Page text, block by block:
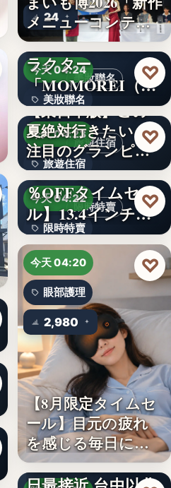
24
メニューコンテス
ト…
美妝聯名
今天 04:24
美妝聯名
文字
韓国発の人気キャ
ラクター
「MOMOREI（モ
モレイ）」が…
♡
旅遊住宿
今天 04:23
旅遊住宿
10
【東日本版】この
夏絶対行きたい！
注目のグランピン
グ施設…
♡
限時特賣
今天 04:22
限時特賣
文字
【アマゾン30
％OFFタイムセー
ル】13.4インチ大
画面…
♡
今天 04:20
眼部護理
2,980
【8月限定タイムセ
ール】目元の疲れ
を感じる毎日に。3
段階…
♡
颱風白海豚8日及9